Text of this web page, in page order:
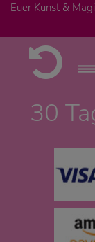
Euer Kunst &
30